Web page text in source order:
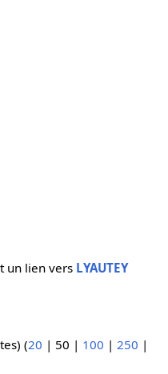
un lien vers LYAUTEY
) (20 | 50 | 100 | 250 |